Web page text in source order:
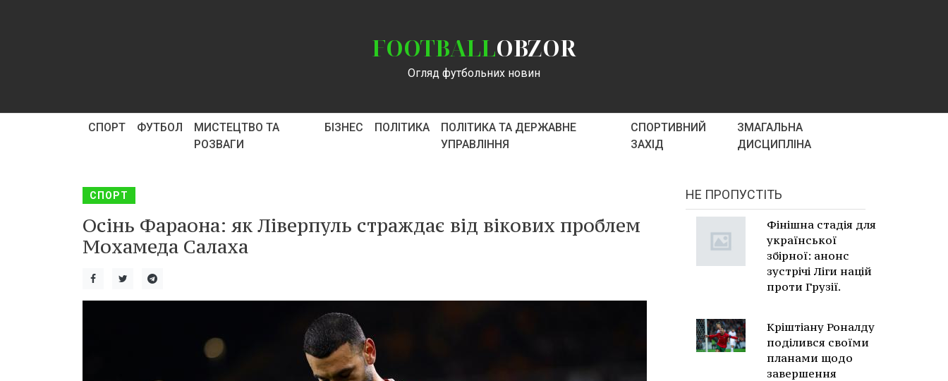
FOOTBALLOBZOR
Огляд футбольних новин
СПОРТ ФУТБОЛ
МИСТЕЦТВО ТА
РОЗВАГИ
БІЗНЕС ПОЛІТИКА
ПОЛІТИКА ТА ДЕРЖАВНЕ
УПРАВЛІННЯ
СПОРТИВНИЙ
ЗАХІД
ЗМАГАЛЬНА
ДИСЦИПЛІНА
СПОРТ
Осінь Фараона: як Ліверпуль страждає від вікових проблем
Мохамеда Салаха
НЕ ПРОПУСТІТЬ
Фінішна стадія для
української
збірної: анонс
зустрічі Ліги націй
проти Грузії.
Кріштіану Роналду
поділився своїми
планами щодо
завершення